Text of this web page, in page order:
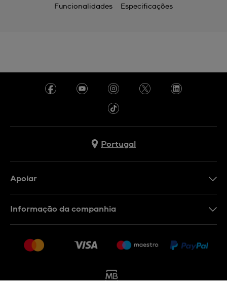
Funcionalidades Especificações
Portugal
Apoiar
Rescindir o contrato
Informação da companhia
Carreiras